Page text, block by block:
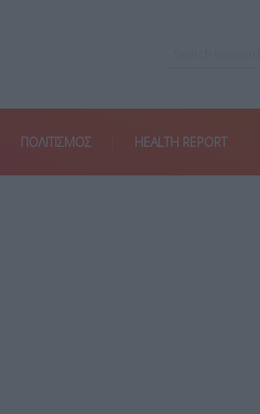
ΠΟΛΙΤΙΣΜΟΣ HEALTH REPORT